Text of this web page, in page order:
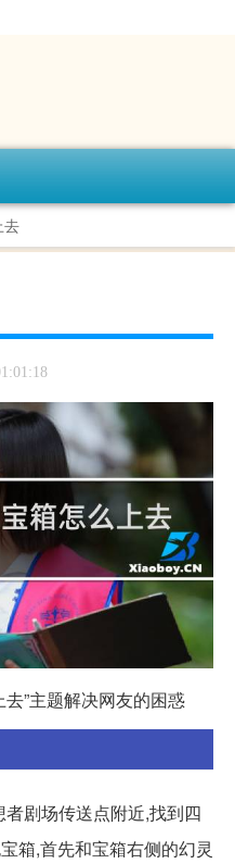
去
去”主题解决网友的困惑
剧场传送点附近,找到四
箱,首先和宝箱右侧的幻灵